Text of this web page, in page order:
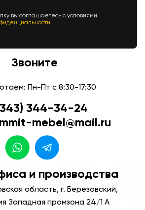
вы соглашаетесь с условиями
Звоните
Пн-Пт с 8:30-17:30
344-34-24
mebel@mail.ru
и производства
область, г. Березовский,
Западная промзона 24/1 А